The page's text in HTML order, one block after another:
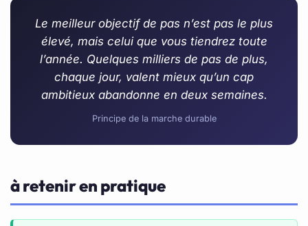
Le meilleur objectif de pas n’est pas le plus
élevé, mais celui que vous tiendrez toute
l’année. Quelques milliers de pas de plus,
chaque jour, valent mieux qu’un cap
ambitieux abandonne en deux semaines.
Principe de la marche durable
à retenir en pratique